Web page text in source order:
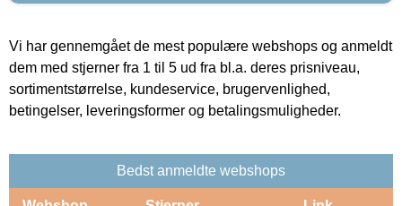
Vi har gennemgået de mest populære webshops og anmeldt
dem med stjerner fra 1 til 5 ud fra bl.a. deres prisniveau,
sortimentstørrelse, kundeservice, brugervenlighed,
betingelser, leveringsformer og betalingsmuligheder.
Bedst anmeldte webshops